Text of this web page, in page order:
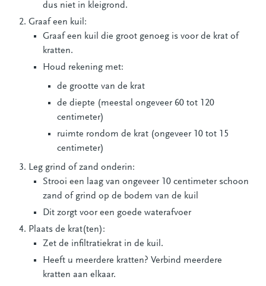
dus niet in kleigrond.
Graaf een kuil:
Graaf een kuil die groot genoeg is voor de krat of
kratten.
Houd rekening met:
de grootte van de krat
de diepte (meestal ongeveer 60 tot 120
centimeter)
ruimte rondom de krat (ongeveer 10 tot 15
centimeter)
Leg grind of zand onderin:
Strooi een laag van ongeveer 10 centimeter schoon
zand of grind op de bodem van de kuil
Dit zorgt voor een goede waterafvoer
Plaats de krat(ten):
Zet de infiltratiekrat in de kuil.
Heeft u meerdere kratten? Verbind meerdere
kratten aan elkaar.